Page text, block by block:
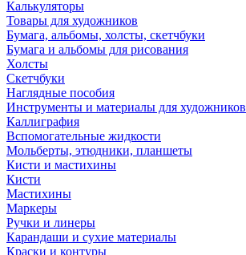
Калькуляторы
Товары для художников
Бумага, альбомы, холсты, скетчбуки
Бумага и альбомы для рисования
Холсты
Скетчбуки
Наглядные пособия
Инструменты и материалы для художников
Каллиграфия
Вспомогательные жидкости
Мольберты, этюдники, планшеты
Кисти и мастихины
Кисти
Мастихины
Маркеры
Ручки и линеры
Карандаши и сухие материалы
Краски и контуры